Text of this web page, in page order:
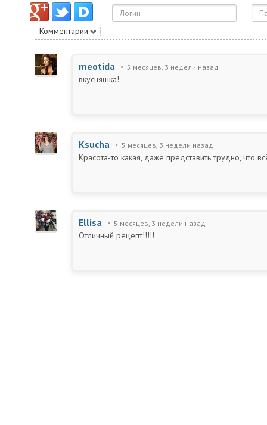
Комментарии
meotida 5 месяцев, 3 недели назад
вкусняшка!
Ksucha 5 месяцев, 3 недели назад
Красота-то какая, даже представить трудно, что
Ellisa 5 месяцев, 3 недели назад
Отличный рецепт!!!!!